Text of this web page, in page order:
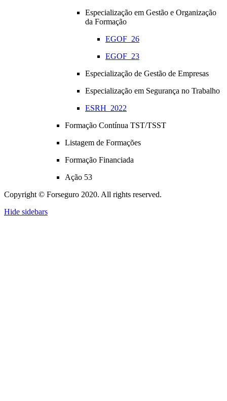
Especialização em Gestão e Organização
da Formação
EGOF_26
EGOF_23
Especialização de Gestão de Empresas
Especialização em Segurança no Trabalho
ESRH_2022
Formação Contínua TST/TSST
Listagem de Formações
Formação Financiada
Ação 53
Copyright © Forseguro 2020. All rights reserved.
Hide sidebars